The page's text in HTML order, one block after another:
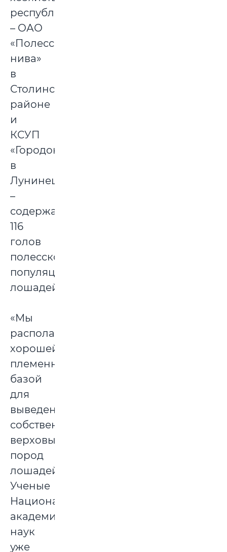
республики
– ОАО
«Полесская
нива»
в
Столинском
районе
и
КСУП
«Городокский»
в
Лунинецком
–
содержатся
116
голов
полесской
популяции
лошадей.
«Мы
располагаем
хорошей
племенной
базой
для
выведения
собственных
верховых
пород
лошадей.
Ученые
Национальной
академии
наук
уже